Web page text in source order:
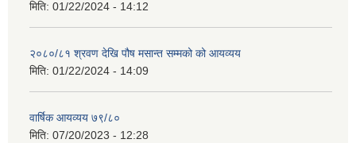
मिति: 01/22/2024 - 14:12
२०८०/८१ श्रवण देखि पौष मसान्त सम्मको को आयव्यय
मिति: 01/22/2024 - 14:09
वार्षिक आयव्यय ७९/८०
मिति: 07/20/2023 - 12:28